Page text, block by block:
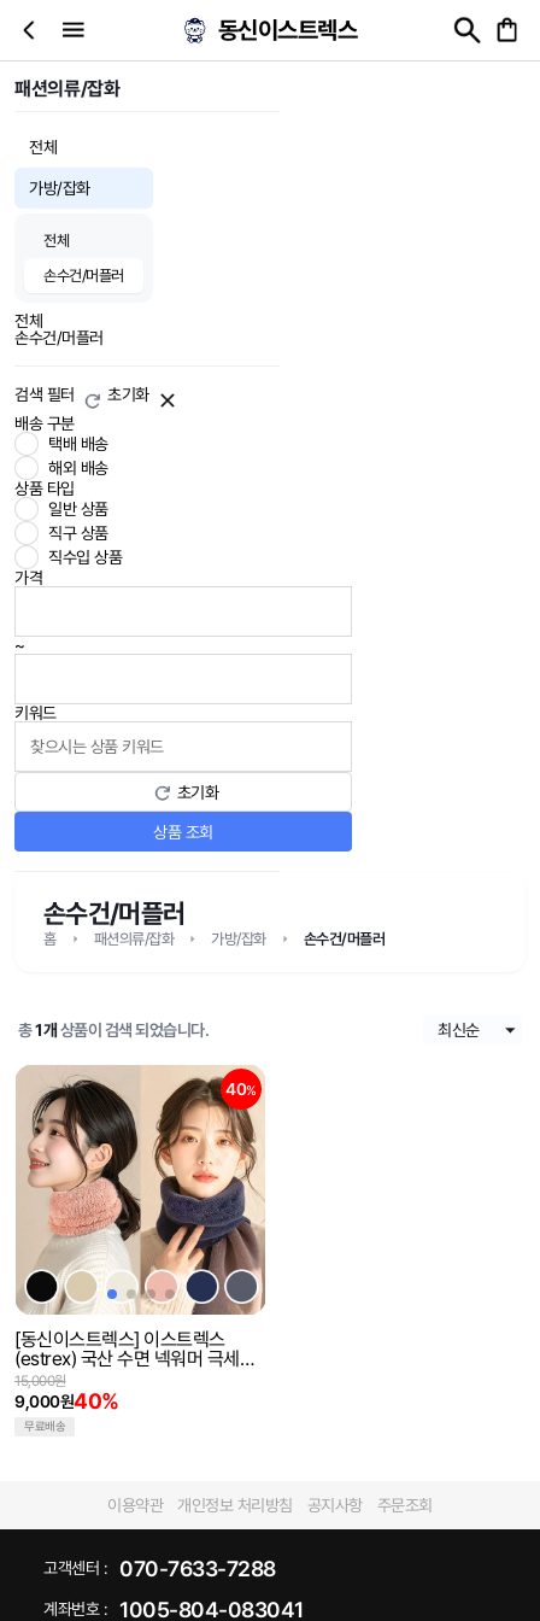
동신이스트렉스
패션의류/잡화
전체
가방/잡화
전체
손수건/머플러
전체
손수건/머플러
검색 필터
초기화
배송 구분
택배 배송
해외 배송
상품 타입
일반 상품
직구 상품
직수입 상품
가격
~
키워드
초기화
상품 조회
손수건/머플러
홈 패션의류/잡화 가방/잡화 손수건/머플러
총1개 상품이 검색 되었습니다.
40%
[동신이스트렉스] 이스트렉스
(estrex) 국산 수면 넥워머 극세사
목도리 겨울 방한용 목가리개 등산
용 어린이용 무료배송
9,000원40%
15,000원
무료배송
이용약관 개인정보 처리방침 공지사항 주문조회
고객센터 : 070-7633-7288
계좌번호 : 1005-804-083041